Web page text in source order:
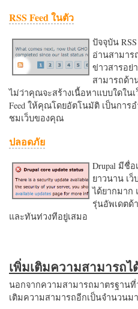
RSS Feed ในตัว
ปัจจุบัน
อ่านสามาร
ข่าวสารอย่
สามารถด้า
ไม่ว่าคุณจะสร้างเนื้อหาแบบใดในเ
Feed ให้คุณโดยอัตโนมัติ เป็นการ
ชมเว็บของคุณ
ปลอดภัย
Drupal มีชื่
ยาวนาน เว็
ได้ยากมาก
รุ่นอัพเดตด้
และทันท่วงทีอยู่เสมอ
เพิ่มเติมความสามารถไ
นอกจากความสามารถมาตรฐานที่
เติมความสามารถอีกเป็นจำนวน